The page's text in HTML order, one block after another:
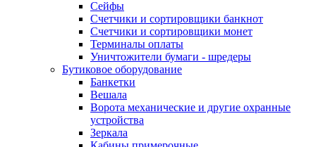
Сейфы
Счетчики и сортировщики банкнот
Счетчики и сортировщики монет
Терминалы оплаты
Уничтожители бумаги - шредеры
Бутиковое оборудование
Банкетки
Вешала
Ворота механические и другие охранные
устройства
Зеркала